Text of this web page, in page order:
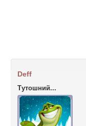
Deff
Тутошний...